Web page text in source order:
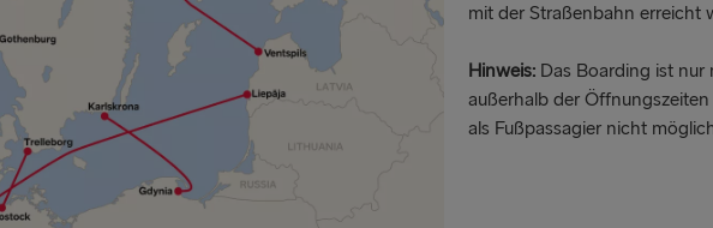
Holyhead →
Fishguard →
mit der Straßenbahn erreicht
Hinweis: Das Boarding ist
außerhalb der
als Fußpassagier nicht